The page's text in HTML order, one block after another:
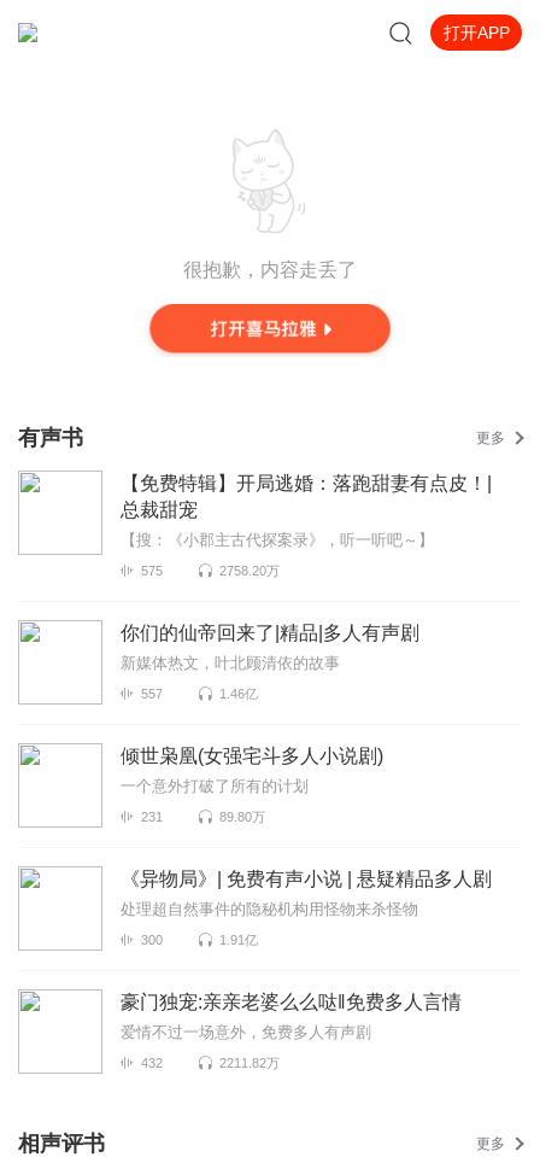
打开APP
很抱歉，内容走丢了
有声书 更多
【免费特辑】开局逃婚：落跑甜妻有点皮！|
总裁甜宠
【搜：《小郡主古代探案录》，听一听吧～】
575 2758.20万
你们的仙帝回来了|精品|多人有声剧
新媒体热文，叶北顾清依的故事
557 1.46亿
倾世枭凰(女强宅斗多人小说剧)
一个意外打破了所有的计划
231 89.80万
《异物局》| 免费有声小说 | 悬疑精品多人剧
处理超自然事件的隐秘机构用怪物来杀怪物
300 1.91亿
豪门独宠:亲亲老婆么么哒‖免费多人言情
爱情不过一场意外，免费多人有声剧
432 2211.82万
相声评书 更多